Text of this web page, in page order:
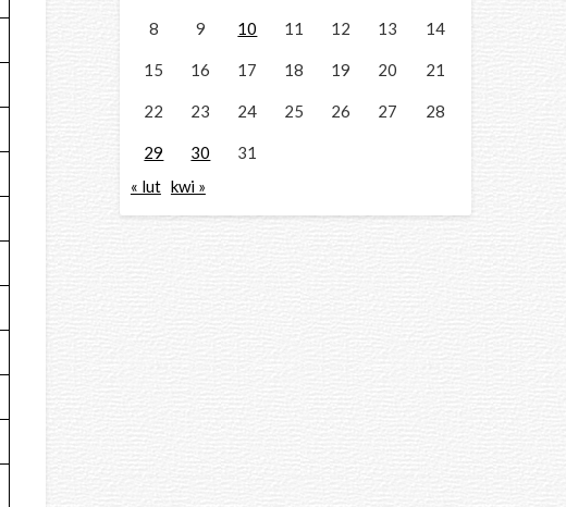
8 9 10 11 12 13 14
15 16 17 18 19 20 21
22 23 24 25 26 27 28
29 30
31
« lut kwi »